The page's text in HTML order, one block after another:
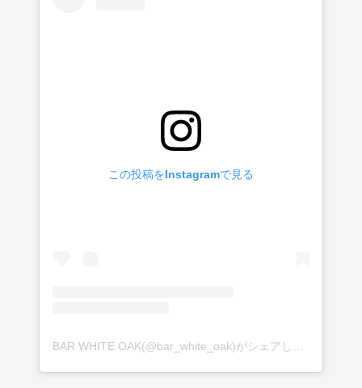
この投稿をInstagramで見る
BAR WHITE OAK(@bar_white_oak)がシェアした投稿